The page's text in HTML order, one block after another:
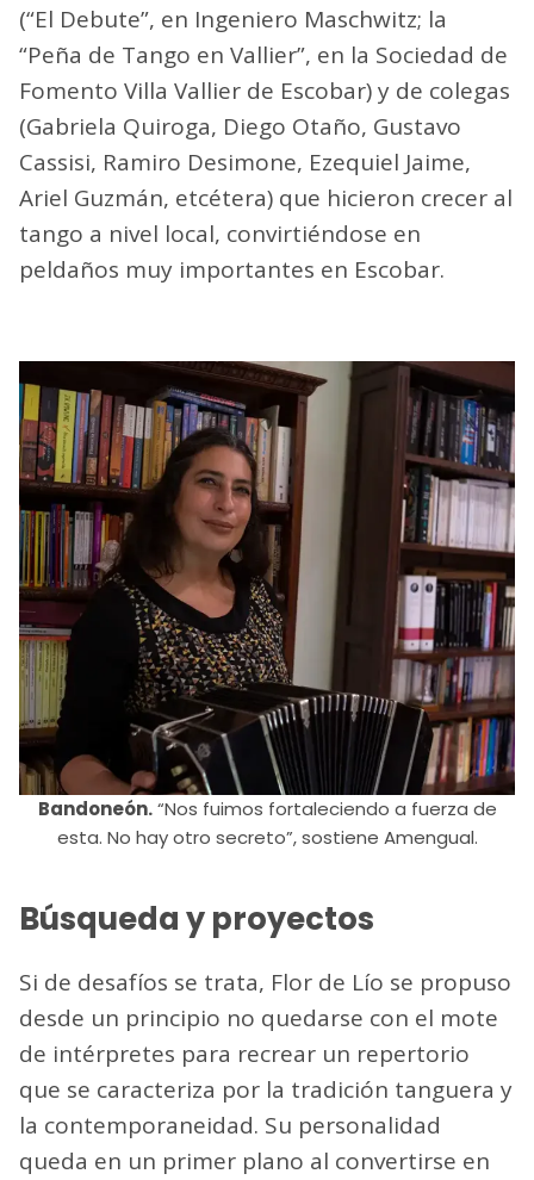
(“El Debute”, en Ingeniero Maschwitz; la
“Peña de Tango en Vallier”, en la Sociedad de
Fomento Villa Vallier de Escobar) y de colegas
(Gabriela Quiroga, Diego Otaño, Gustavo
Cassisi, Ramiro Desimone, Ezequiel Jaime,
Ariel Guzmán, etcétera) que hicieron crecer al
tango a nivel local, convirtiéndose en
peldaños muy importantes en Escobar.
Bandoneón.“Nos fuimos fortaleciendo a fuerza de
esta. No hay otro secreto”, sostiene Amengual.
Búsqueda y proyectos
Si de desafíos se trata, Flor de Lío se propuso
desde un principio no quedarse con el mote
de intérpretes para recrear un repertorio
que se caracteriza por la tradición tanguera y
la contemporaneidad. Su personalidad
queda en un primer plano al convertirse en